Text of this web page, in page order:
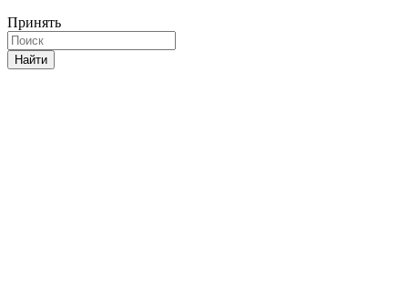
Принять
Найти